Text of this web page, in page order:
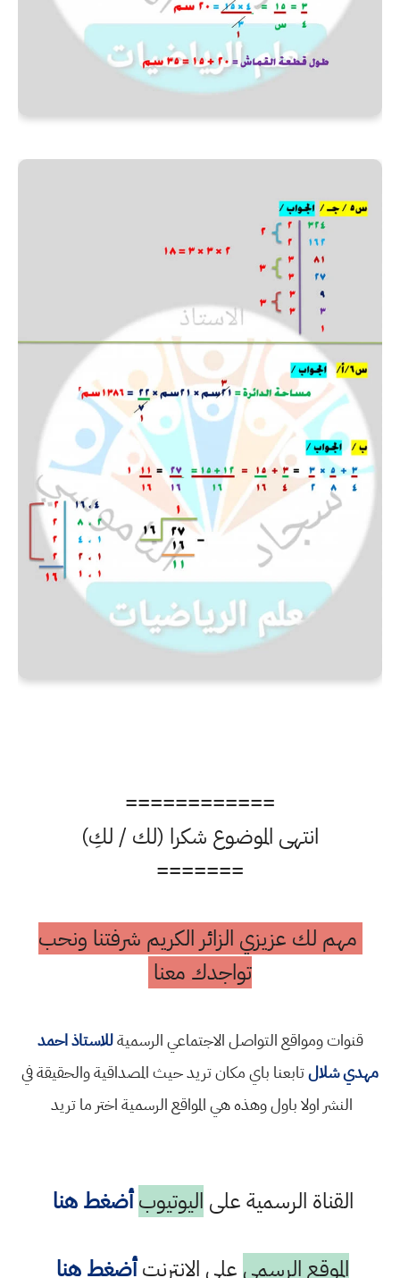
============
انتهى الموضوع شكرا (لك / لكِ)
=======
مهم لك عزيزي الزائر الكريم شرفتنا ونحب
تواجدك معنا
قنوات ومواقع التواصل الاجتماعي الرسميةللاستاذ احمد
مهدي شلالتابعنا باي مكان تريد حيث المصداقية والحقيقة في
النشر اولا باول وهذه هي المواقع الرسمية اختر ما تريد
القناة الرسمية على اليوتيوب أضغط هنا
الموقع الرسمي على الانترنتأضغط هنا